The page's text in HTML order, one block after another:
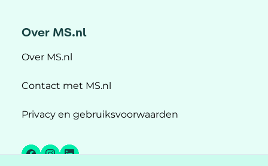
Over MS.nl
Over MS.nl
Contact met MS.nl
Privacy en gebruiksvoorwaarden
Facebook
Instagram
LinkedIn